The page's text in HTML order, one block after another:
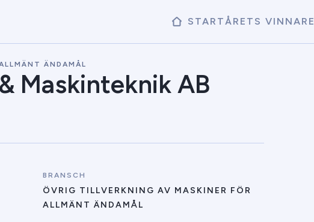
STARTÅRETS VINNARE
ÄNDAMÅL
Maskinteknik AB
BRANSCH
ÖVRIG TILLVERKNING AV MASKINER FÖR
ALLMÄNT ÄNDAMÅL